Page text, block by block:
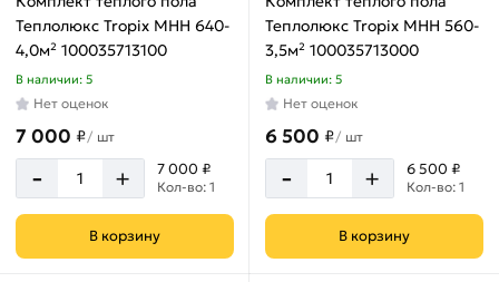
Вт
2250
Вт
240
Вт
Рекомендуемая
площадь
0.5
м²
м²
Теплолюкс Tropix МНН 640-
4,0м² 100035713100
В наличии: 5
Нет оценок
7 000 ₽/ шт
- + 7 000 ₽
Кол-во: 1
В корзину
Теплолюкс Tropix МНН 560-
3,5м² 100035713000
В наличии: 5
Нет оценок
6 500 ₽/ шт
- + 6 500 ₽
Кол-во: 1
В корзину